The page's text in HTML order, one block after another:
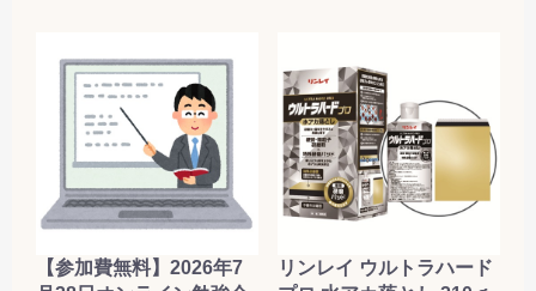
【参加費無料】2026年7
リンレイ ウルトラハード